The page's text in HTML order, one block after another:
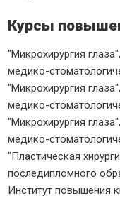
Курсы
"Микрохирургия
медико-
"Микрохирургия
медико-
"Микрохирургия
медико-
"Пластическая
последипломного
Институт повышения